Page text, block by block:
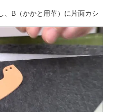
、B（かかと用革）に片面カシ